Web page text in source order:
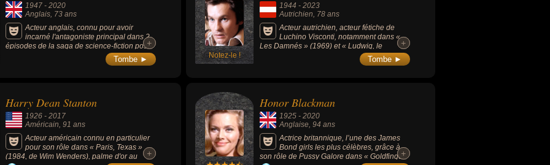
1947 - 2020
Anglais , 73 ans
Acteur anglais, connu pour avoir
incarné l'antagoniste principal dans 2
épisodes de la saga de science-fiction post-
apocalyptique Mad Max : Toecutter dans le
1er volet « Mad Max » (1979) et Immortan
+
+
Tombe ► Notez-le !
1944 -2023
Autrichien , 78 ans
Acteur autrichien, acteur fétiche de
Luchino Visconti, notamment dans «
Les Damnés » (1969) et « Ludwig, le
crépuscule des dieux » (1972), il incarne
pour le réalisateur « mieux que quiconque la
+
+
Tombe ►
Harry Dean Stanton
1926 - 2017
Américain, 91 ans
Acteur américain connu en particulier
pour son rôle dans « Paris, Texas »
(1984, de Wim Wenders), palme d'or au
+
+
Honor Blackman
1925 -2020
Anglaise, 94 ans
Actrice britannique, l’une des James
Bond girls les plus célèbres, grâce à
son rôle de Pussy Galore dans « Goldfinger
+
+